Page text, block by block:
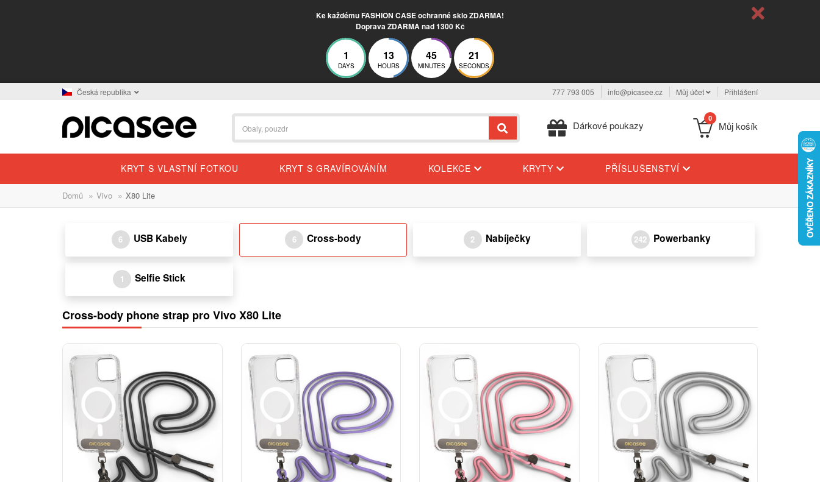
Ke každému FASHION CASE ochranné sklo ZDARMA!
Doprava ZDARMA nad 1300 Kč
1
DAYS
13
HOURS
45
MINUTES
20
SECONDS
Česká republika 777 793 005 info@picasee.cz Můj účet Přihlášení
Dárkové poukazy
0
Můj košík
KRYT S VLASTNÍ FOTKOU KRYT S GRAVÍROVÁNÍM KOLEKCE KRYTY PŘÍSLUŠENSTVÍ
Domů » Vivo » X80 Lite
6 USB Kabely 6 Cross-body 2 Nabíječky 242 Powerbanky
1 Selfie Stick
Cross-body phone strap pro Vivo X80 Lite